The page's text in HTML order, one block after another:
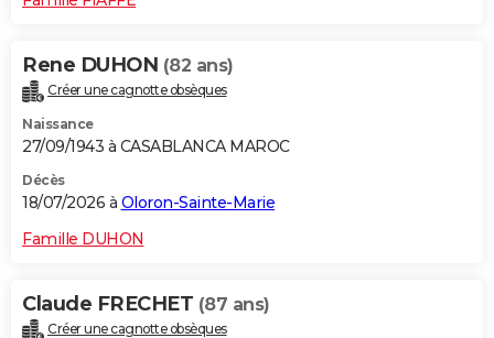
Rene DUHON (82 ans)
Créer une cagnotte obsèques
Naissance
27/09/1943 à CASABLANCA MAROC
Décès
18/07/2026 à Oloron-Sainte-Marie
Famille DUHON
Claude FRECHET (87 ans)
Créer une cagnotte obsèques